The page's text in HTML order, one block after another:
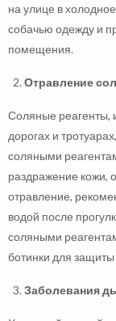
на улице в
собачью одежду и
помещения.
Отравление
Соляные реагенты,
дорогах и
соляными
раздражение кожи,
отравление,
водой после
соляными
ботинки для защиты
Заболевания